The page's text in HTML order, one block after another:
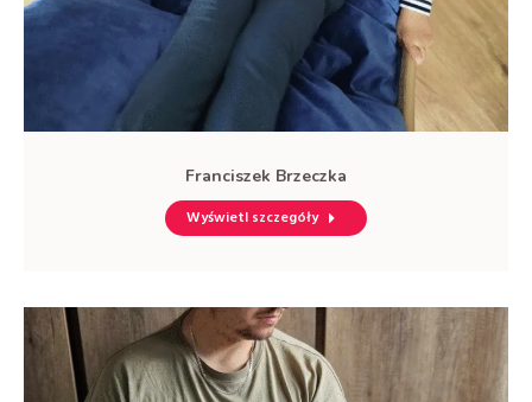
Franciszek Brzeczka
Wyświetl szczegóły